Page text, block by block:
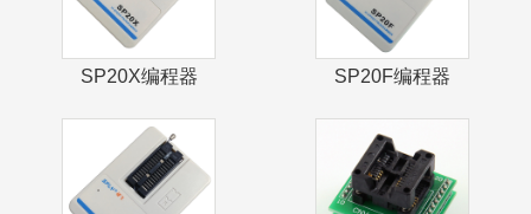
SP20X编程器 SP20F编程器